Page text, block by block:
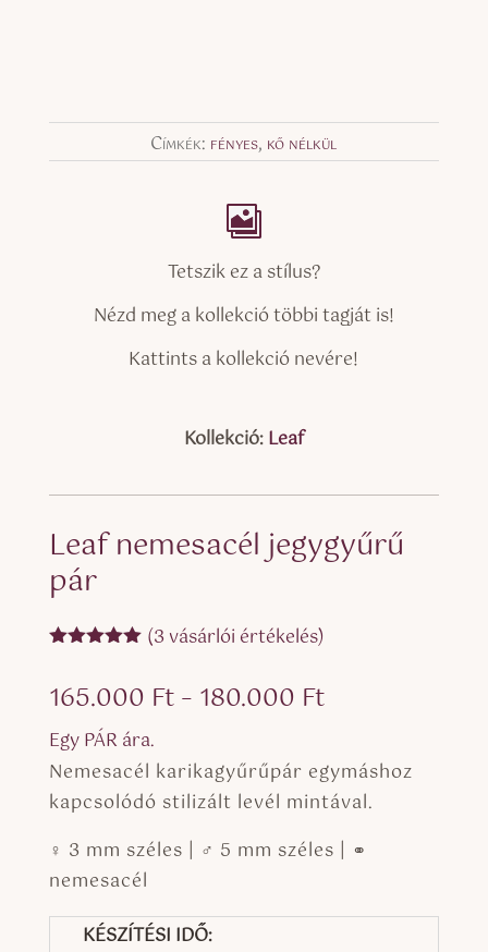
Címkék: fényes, kő nélkül
Tetszik ez a stílus?
Nézd meg a kollekció többi tagját is!
Kattints a kollekció nevére!
Kollekció:Leaf
Leaf nemesacél jegygyűrű
pár
ből,
értékelés
alapján
(3vásárlói értékelés)
165.000 Ft– 180.000 FtÁrtartomány:
-
180.000 Ft
Egy PÁR ára.
Nemesacél karikagyűrűpár egymáshoz
kapcsolódó stilizált levél mintával.
♀ 3 mm széles | ♂ 5 mm széles | ⚭
nemesacél
KÉSZÍTÉSI IDŐ: